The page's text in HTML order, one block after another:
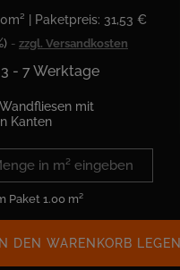
| Paketpreis: 31,53 €
zzgl. Versandkosten
- 7 Werktage
mit
Kanten
Paket 1.00 m²
IN DEN WARENKORB LEGEN